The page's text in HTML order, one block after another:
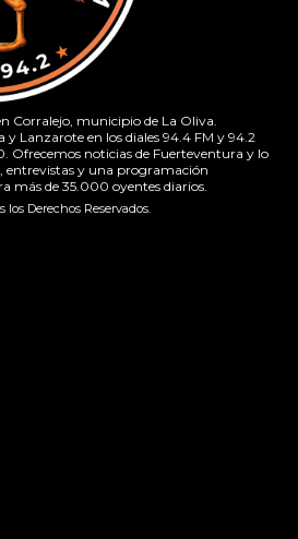
Corralejo, municipio de La Oliva.
Lanzarote en los diales 94.4 FM y 94.2
Ofrecemos noticias de Fuerteventura y lo
entrevistas y una programación
más de 35.000 oyentes diarios.
los Derechos Reservados.